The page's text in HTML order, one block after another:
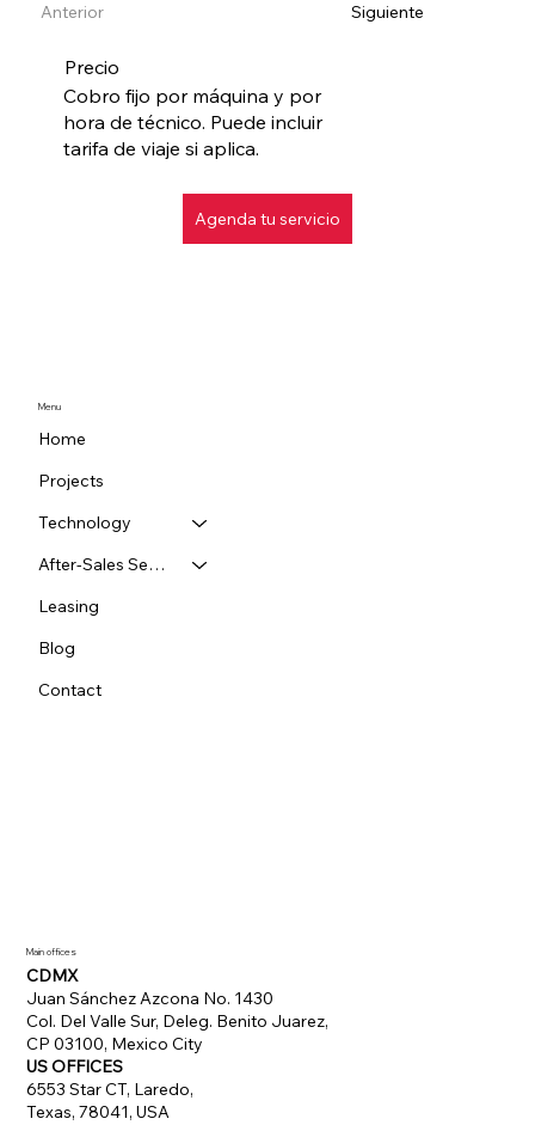
Precio
Cobro fijo por máquina y por
hora de técnico. Puede incluir
tarifa de viaje si aplica.
Agenda tu servicio
Anterior Siguiente
Home
Projects
Technology
After-Sales Service
Leasing
Blog
Contact
Menu
Main offices
CDMX
Juan Sánchez Azcona No. 1430
Col. Del Valle Sur, Deleg. Benito Juarez,
CP 03100, Mexico City
US OFFICES
6553 Star CT, Laredo,
Texas, 78041, USA